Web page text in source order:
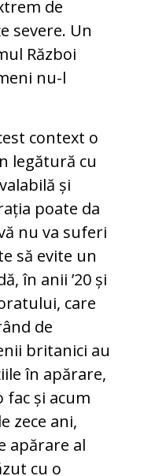
de
severe. Un
Război
nu-l
context o
legătură cu
și
poate da
nu va suferi
să evite un
în anii ’20 și
care
de
britanici au
în apărare,
fac și acum
zece ani,
apărare al
cu o